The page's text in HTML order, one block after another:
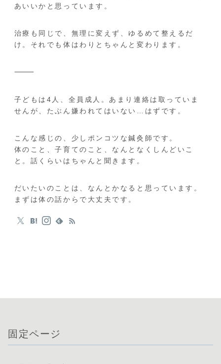
あいいかと思っています。
治療も同じで、無理に変えず、ゆるめて整えるだ
け。それでも体はわりとちゃんと変わります。
⸻
子どもは4人、全員成人。あまり連絡は取っていま
せんが、たぶん嫌われてはいない…はずです。
こんな感じの、少しポンコツな鍼灸師です。
体のこと、子育てのこと、なんとなくしんどいこ
と。話くらいはちゃんと聞きます。
だいたいのことは、なんとかなると思っています。
まずは体の話からで大丈夫です。
固定ページ